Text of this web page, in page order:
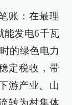
账：在最理
能发电6千瓦
的绿色电力
定税收，带
游产业。山
转为村集体